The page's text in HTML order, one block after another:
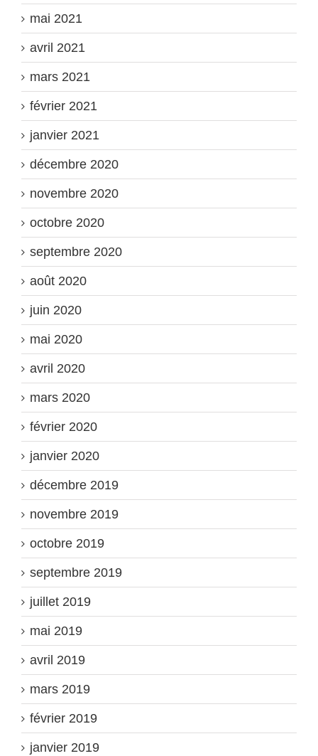
mai 2021
avril 2021
mars 2021
février 2021
janvier 2021
décembre 2020
novembre 2020
octobre 2020
septembre 2020
août 2020
juin 2020
mai 2020
avril 2020
mars 2020
février 2020
janvier 2020
décembre 2019
novembre 2019
octobre 2019
septembre 2019
juillet 2019
mai 2019
avril 2019
mars 2019
février 2019
janvier 2019